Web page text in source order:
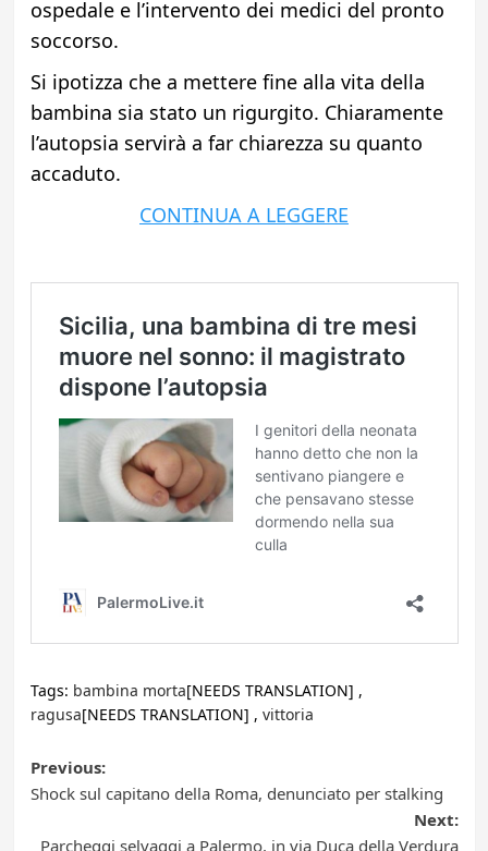
ospedale e l’intervento dei medici del pronto
soccorso.
Si ipotizza che a mettere fine alla vita della
bambina sia stato un rigurgito. Chiaramente
l’autopsia servirà a far chiarezza su quanto
accaduto.
CONTINUA A LEGGERE
Tags: bambina morta[NEEDS TRANSLATION] ,
ragusa[NEEDS TRANSLATION] , vittoria
Post
navigation
Previous:
Shock sul capitano della Roma, denunciato per stalking
Next:
Parcheggi selvaggi a Palermo, in via Duca della Verdura